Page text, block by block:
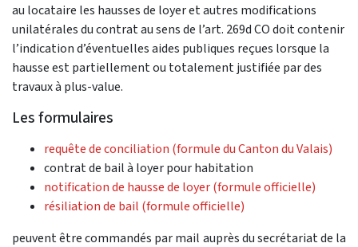
au locataire les hausses de loyer et autres modifications
unilatérales du contrat au sens de l’art. 269d CO doit contenir
l’indication d’éventuelles aides publiques reçues lorsque la
hausse est partiellement ou totalement justifiée par des
travaux à plus-value.
Les formulaires
requête de conciliation (formule du Canton du Valais)
contrat de bail à loyer pour habitation
notification de hausse de loyer (formule officielle)
résiliation de bail (formule officielle)
peuvent être commandés par mail auprès du secrétariat de la